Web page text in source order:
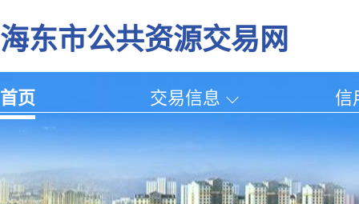
海东市公共资源交易网
首页 交易信息 信